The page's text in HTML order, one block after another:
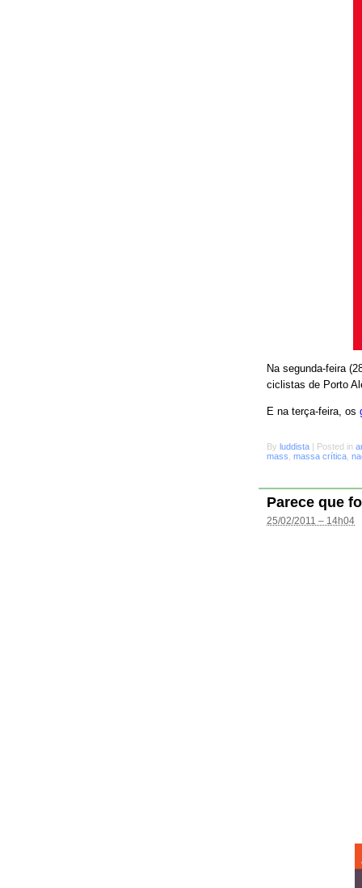
Na segunda-feira
ciclistas de Porto
E na terça-feira, os
By luddista | Posted in
mass massa crítica
Parece que
25/02/2011 – 14h04